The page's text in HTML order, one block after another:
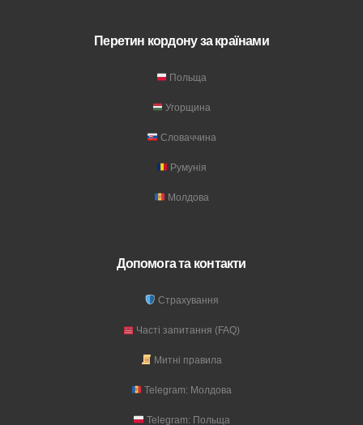
Перетин кордону за країнами
Польща
Угорщина
Словаччина
Румунія
Молдова
Допомога та контакти
Страхування
Часті запитання (FAQ)
Митні правила
Telegram: Молдова
Telegram: Польща